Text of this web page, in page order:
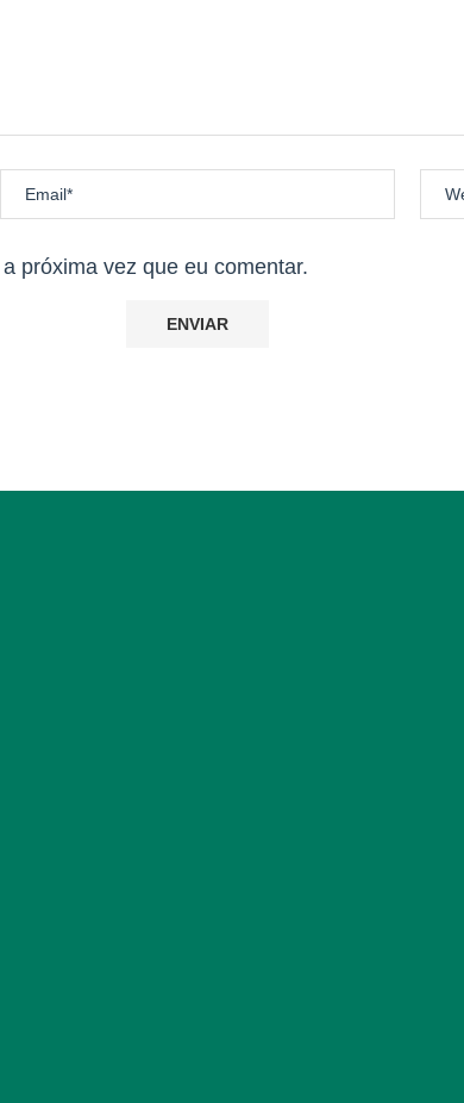
às 08h e 30min do dia 04 de Maio de 2025
devidamente inscritas.
próxima vez que eu comentar.